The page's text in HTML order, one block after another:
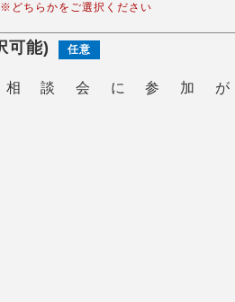
※どちらかをご選択ください
可能) 任意
談会に参加